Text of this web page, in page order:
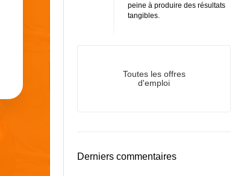
peine à produire des résultats
tangibles.
Toutes les offres
d'emploi
Derniers commentaires